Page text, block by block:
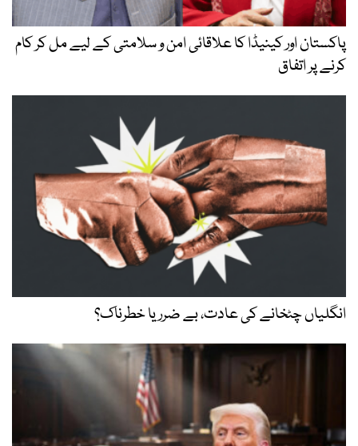
پاکستان اور کینیڈا کا علاقائی امن و سلامتی کے لیے مل کر کام
کرنے پر اتفاق
انگلیاں چٹخانے کی عادت، بے ضرر یا خطرناک؟